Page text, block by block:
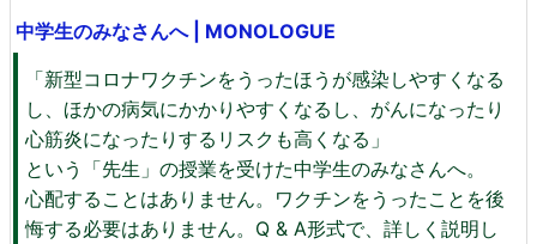
中学生のみなさんへ | MONOLOGUE
「新型コロナワクチンをうったほうが感染しやすくなる
し、ほかの病気にかかりやすくなるし、がんになったり
心筋炎になったりするリスクも高くなる」
という「先生」の授業を受けた中学生のみなさんへ。
心配することはありません。ワクチンをうったことを後
悔する必要はありません。Q & A形式で、詳しく説明し